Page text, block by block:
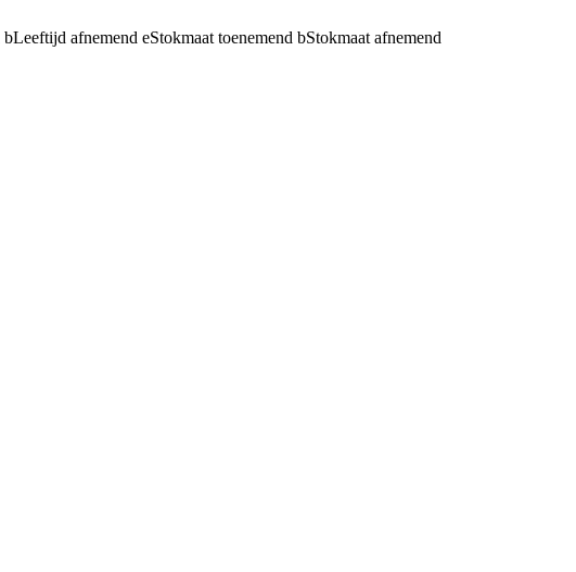
bLeeftijd afnemend eStokmaat toenemend bStokmaat afnemend